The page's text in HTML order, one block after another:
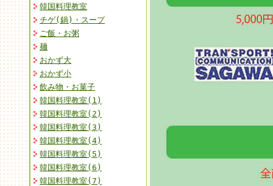
韓国料理教室
チゲ(鍋)・スープ
ご飯・お粥
麺
おかず大
おかず小
飲み物・お菓子
韓国料理教室(1)
韓国料理教室(2)
韓国料理教室(3)
韓国料理教室(4)
韓国料理教室(5)
韓国料理教室(6)
韓国料理教室(7)